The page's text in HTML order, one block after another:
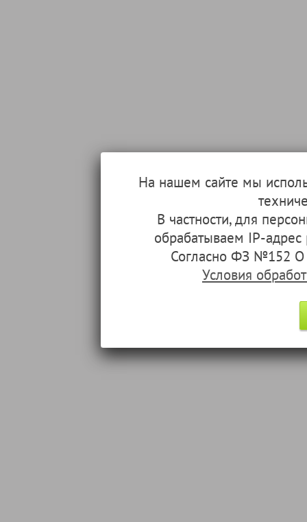
На нашем сайте мы
В частности, для
обрабатываем IP-
Согласно ФЗ №152 О
Условия